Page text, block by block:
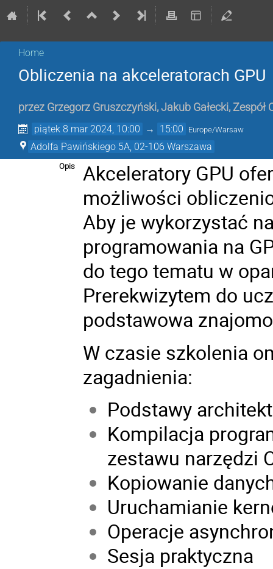
Home
Obliczenia na akceleratorach GPU
przez Grzegorz Gruszczyński, Jakub Gałecki, Zespół
piątek 8 mar 2024, 10:00 → 15:00 Europe/Warsaw
Adolfa Pawińskiego 5A, 02-106 Warszawa
Opis
Akceleratory GPU
możliwości
Aby je wykorzystać
programowania na
do tego tematu w
Prerekwizytem do
podstawowa
W czasie szkolenia
zagadnienia:
Podstawy
Kompilacja
zestawu narzędzi
Kopiowanie
Uruchamianie
Operacje
Sesja praktyczna